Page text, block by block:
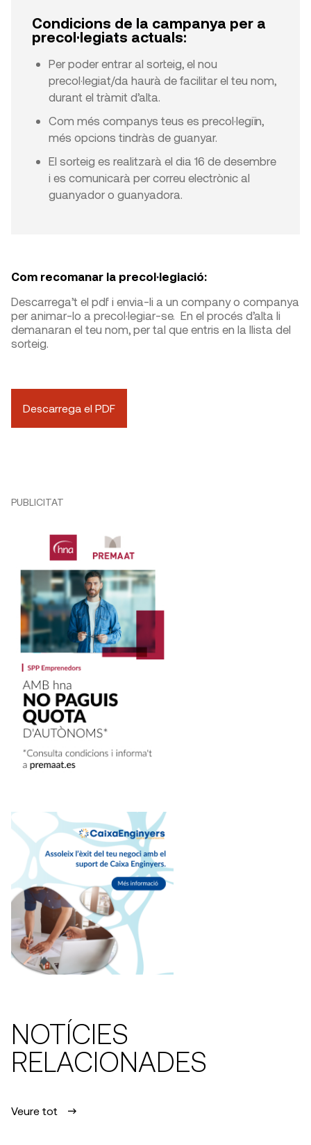
Condicions de la campanya per a
precol·legiats actuals:
Per poder entrar al sorteig, el nou
precol·legiat/da haurà de facilitar el teu nom,
durant el tràmit d’alta.
Com més companys teus es precol·legiïn,
més opcions tindràs de guanyar.
El sorteig es realitzarà el dia 16 de desembre
i es comunicarà per correu electrònic al
guanyador o guanyadora.
Com recomanar la precol·legiació:
Descarrega’t el pdf i envia-li a un company o companya
per animar-lo a precol·legiar-se. En el procés d’alta li
demanaran el teu nom, per tal que entris en la llista del
sorteig.
Descarrega el PDF
PUBLICITAT
NOTÍCIES
RELACIONADES
Veure tot